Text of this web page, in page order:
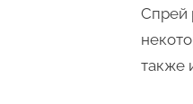
Спрей
также